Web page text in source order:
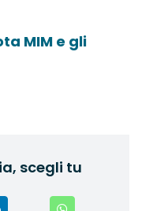
MIM e gli
scegli tu